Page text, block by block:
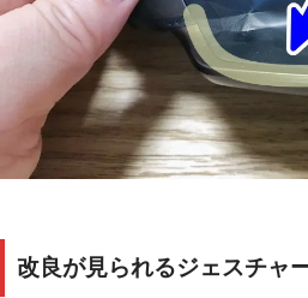
改良が見られるジェスチャ